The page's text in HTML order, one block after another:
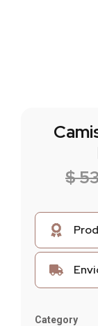
$
Category